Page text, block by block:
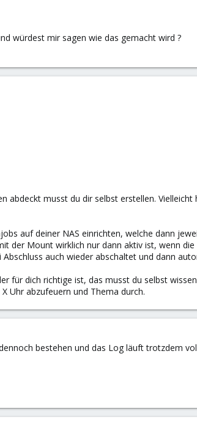
würdest mir sagen wie das gemacht wird ?
abdeckt musst du dir selbst erstellen.
auf deiner NAS einrichten, welche dann
der Mount wirklich nur dann aktiv ist, wenn
auch wieder abschaltet und dann
für dich richtige ist, das musst du selbst
Uhr abzufeuern und Thema durch.
bestehen und das Log läuft trotzdem